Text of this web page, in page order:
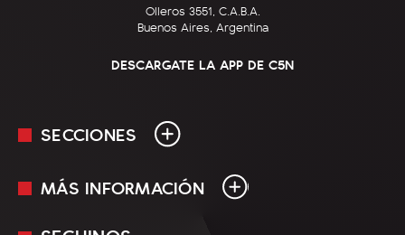
Olleros 3551, C.A.B.A.
Buenos Aires, Argentina
DESCARGATE LA APP DE C5N
SECCIONES
En Vivo
MÁS INFORMACIÓN